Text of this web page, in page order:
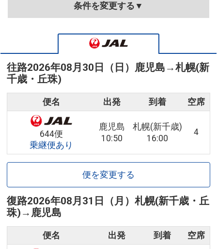
条件を変更する▼
往路2026年08月30日（日） 鹿児島 →札幌(新
千歳・丘珠)
便名 出発 到着 空席
644便
乗継便あり
鹿児島
10:50
札幌(新千歳)
16:00
4
便を変更する
復路2026年08月31日（月） 札幌(新千歳・丘
珠) → 鹿児島
便名 出発 到着 空席